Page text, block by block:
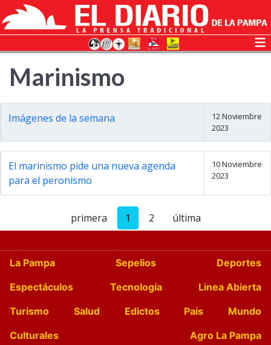
Marinismo
Imágenes de la semana
12 Noviembre
2023
El marinismo pide una nueva agenda
para el peronismo
10 Noviembre
2023
primera 1 2 última
La Pampa Sepelios
Deportes
Espectáculos
Tecnología
Linea Abierta
Turismo
Salud Edictos País
Mundo
Culturales
Agro La Pampa